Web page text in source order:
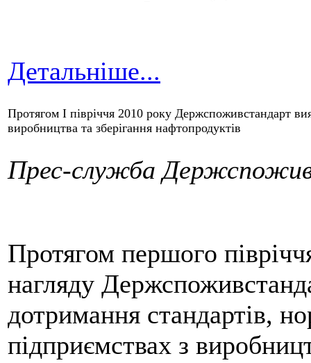
Детальніше...
Протягом І півріччя 2010 року Держспоживстандарт
виробництва та зберігання нафтопродуктів
Прес-служба
Протягом першого
нагляду
дотримання стандартів,
підприємствах з